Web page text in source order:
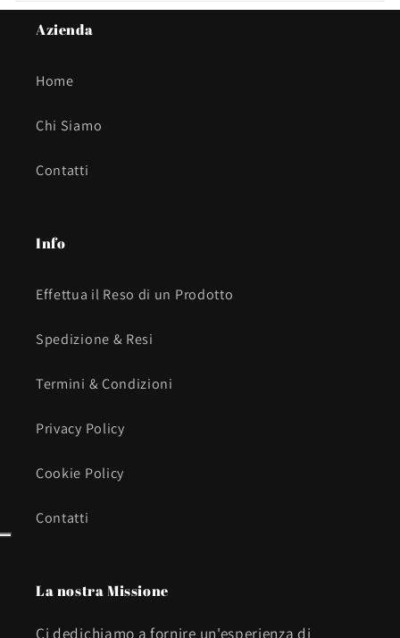
Azienda
Home
Chi Siamo
Contatti
Info
Effettua il Reso di un Prodotto
Spedizione & Resi
Termini & Condizioni
Privacy Policy
Cookie Policy
Contatti
La nostra Missione
Ci dedichiamo a fornire un'esperienza di